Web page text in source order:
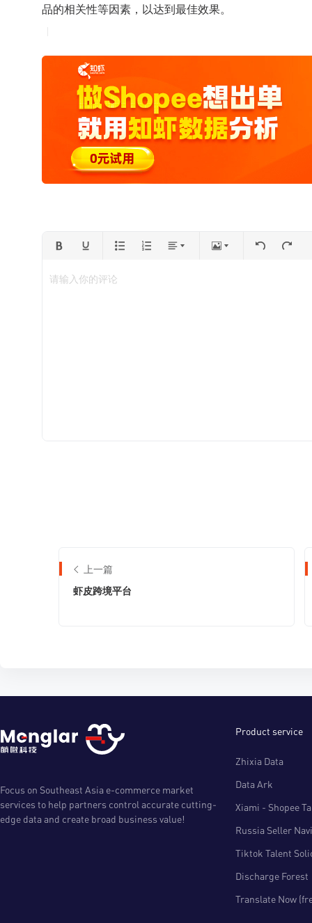
品的相关性等因素，以达到最佳效果。
请输入你的评论
上一篇
虾皮跨境平台
Focus on Southeast Asia e-commerce market
services to help partners control accurate cutting-
edge data and create broad business value!
Product service
Zhixia Data
Data Ark
Xiami - Shopee
Russia Seller
Tiktok Talent
Discharge Forest
Translate Now